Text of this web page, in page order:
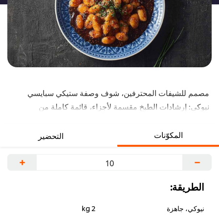
مصمم للشيفات المحترفين، شوف وصفة ستيكي سبايسي
نيوكي: إرشادات الطبخ مقسمة لأجزاء، قائمة كاملة من
الوصفة دي مع منتجات مثل: صوص الفلفل الحلو التايلندي.
المكوّنات التحضير
الطريقة:
نيوكي، جاهزة